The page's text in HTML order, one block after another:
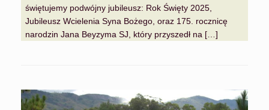
świętujemy podwójny jubileusz: Rok Święty 2025,
Jubileusz Wcielenia Syna Bożego, oraz 175. rocznicę
narodzin Jana Beyzyma SJ, który przyszedł na […]